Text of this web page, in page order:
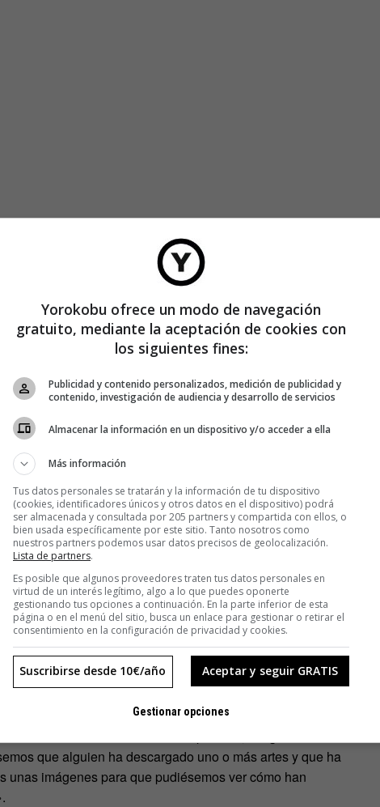
no son el punto de partida sino el cierre del proceso
como con «The intricacies of procrastination».En ellos,
después de haber desarrollado el resto de la
momento nos planteamos que fuese de otra manera.
exploración, experimentación y comunicación por medio
es la creación misma de las piezas», asegura el
que alguien ha descargado uno o más artes y que ha
imágenes para que pudiésemos ver cómo han
Yorokobu ofrece un modo de navegación
gratuito, mediante la aceptación de cookies con
los siguientes fines:
Publicidad y contenido personalizados, medición de publicidad y
contenido, investigación de audiencia y desarrollo de servicios
Almacenar la información en un dispositivo y/o acceder a ella
Más información
Tus datos personales se tratarán y la información de tu dispositivo
(cookies, identificadores únicos y otros datos en el dispositivo) podrá
ser almacenada y consultada por 205 partners y compartida con ellos, o
bien usada específicamente por este sitio. Tanto nosotros como
nuestros partners podemos usar datos precisos de geolocalización.
Lista de partners.
Es posible que algunos proveedores traten tus datos personales en
virtud de un interés legítimo, algo a lo que puedes oponerte
gestionando tus opciones a continuación. En la parte inferior de esta
página o en el menú del sitio, busca un enlace para gestionar o retirar el
consentimiento en la configuración de privacidad y cookies.
Aceptar y seguir GRATIS
Suscribirse desde 10€/año
Gestionar opciones